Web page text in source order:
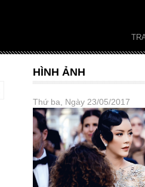
HÌNH ẢNH
Thứ ba, Ngày 23/05/2017